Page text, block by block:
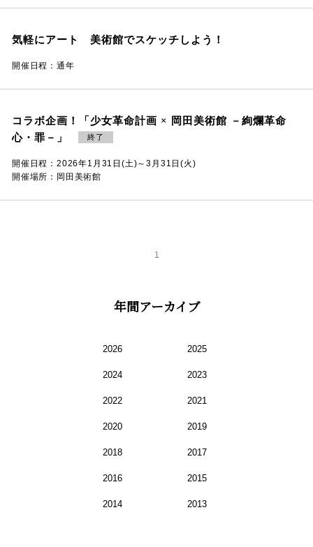
気軽にアート 美術館でスケッチしよう！
開催日程：通年
コラボ企画！「少女革命計画 × 岡田美術館 －絢爛革命
心・罪－」
終了
開催日程：2026年1月31日(土)～3月31日(火)
開催場所：岡田美術館
1
年間アーカイブ
2026 2025
2024 2023
2022 2021
2020 2019
2018 2017
2016 2015
2014 2013